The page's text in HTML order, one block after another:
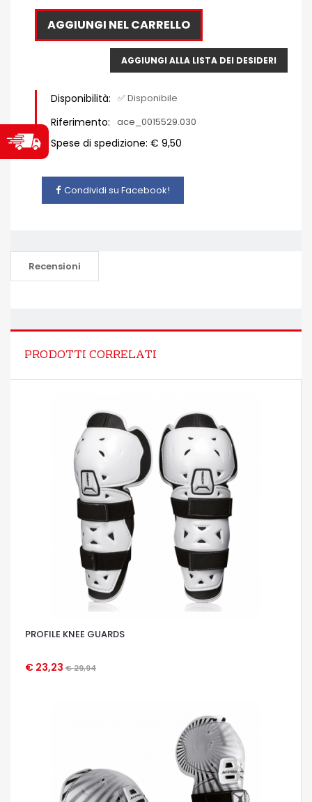
AGGIUNGI NEL CARRELLO
AGGIUNGI ALLA LISTA DEI DESIDERI
Disponibilità: ✅ Disponibile
Riferimento: ace_0015529.030
Spese di spedizione: € 9,50
Condividi su Facebook!
Recensioni
PRODOTTI CORRELATI
PROFILE KNEE GUARDS
€ 23,23 € 29,94
OCCHIATA VELOCE